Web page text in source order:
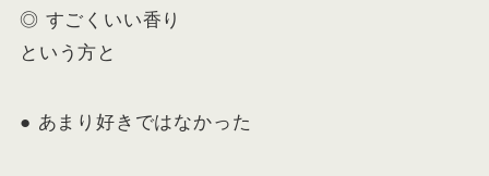
◎ すごくいい香り
という方と
● あまり好きではなかった